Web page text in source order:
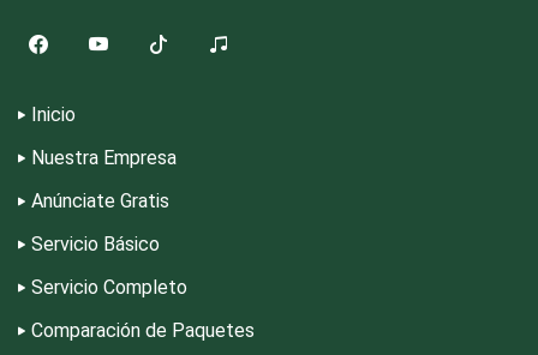
Deportes
Dermatólogos
Inicio
Nuestra Empresa
Anúnciate Gratis
Servicio Básico
Servicio Completo
Comparación de Paquetes